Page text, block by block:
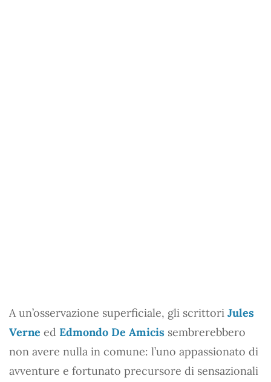
A un’osservazione superficiale, gli scrittori Jules
Verne ed Edmondo De Amicis sembrerebbero
non avere nulla in comune: l’uno appassionato di
avventure e fortunato precursore di sensazionali